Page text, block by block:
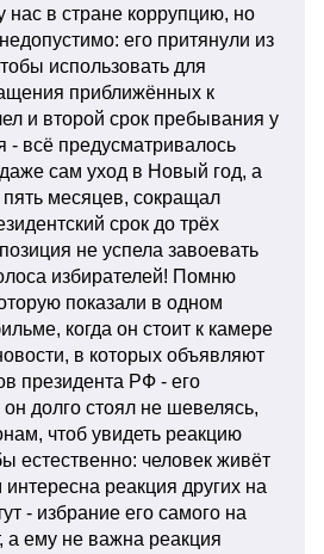
нас в стране коррупцию, но
его притянули из
использовать для
приближённых к
и второй срок пребывания у
- всё предусматривалось
сам уход в Новый год, а
месяцев, сокращал
срок до трёх
не успела завоевать
избирателей! Помню
показали в одном
когда он стоит к камере
в которых объявляют
президента РФ - его
долго стоял не шевелясь,
чтоб увидеть реакцию
естественно: человек живёт
реакция других на
- избрание его самого на
а ему не важна реакция